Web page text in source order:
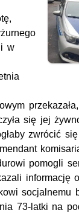
w
się jej
zwrócić
pomogli
informację
socjalnemu
73-latki na